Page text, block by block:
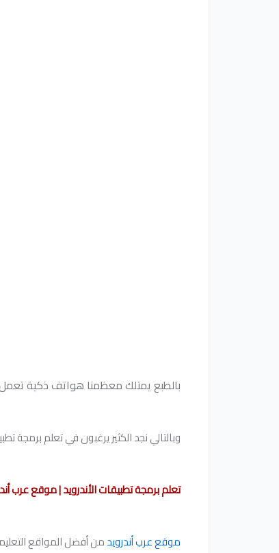
بالطبع يمتلك معظمنا هواتف ذكية تعمل
وبالتالي نجد الكثير يرغبون في تعلم برمجة
تعلم برمجة تطبيقات الأندرويد | موقع عرب
موقع عرب أندرويدمن أفضل المواقع